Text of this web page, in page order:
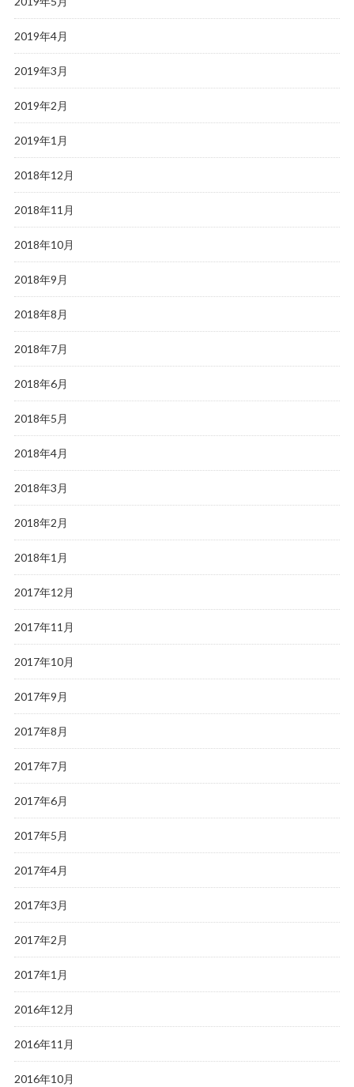
2019年4月
2019年3月
2019年2月
2019年1月
2018年12月
2018年11月
2018年10月
2018年9月
2018年8月
2018年7月
2018年6月
2018年5月
2018年4月
2018年3月
2018年2月
2018年1月
2017年12月
2017年11月
2017年10月
2017年9月
2017年8月
2017年7月
2017年6月
2017年5月
2017年4月
2017年3月
2017年2月
2017年1月
2016年12月
2016年11月
2016年10月